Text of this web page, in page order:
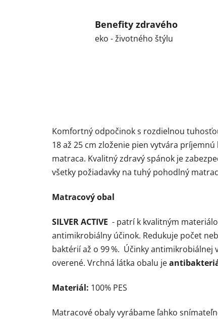
Benefity zdravého
eko - životného štýlu
Komfortný odpočinok s rozdielnou
18 až 25 cm zloženie pien vytvára
matraca. Kvalitný zdravý spánok je
všetky požiadavky na tuhý pohodlný
Matracový obal
SILVER ACTIVE - patrí k kvalitným
antimikrobiálny účinok. Redukuje počet
baktérií až o 99 %. Účinky antimikrobiálnej
overené. Vrchná látka obalu je
Materiál: 100% PES
Matracové obaly vyrábame ľahko